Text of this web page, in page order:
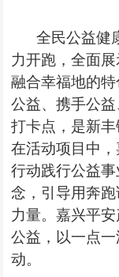
全民公益健
力开跑，全面
融合幸福地的
公益、携手公
打卡点，是新丰
在活动项目中
行动践行公益
念，引导用奔
力量。嘉兴平
公益，以一点
动。